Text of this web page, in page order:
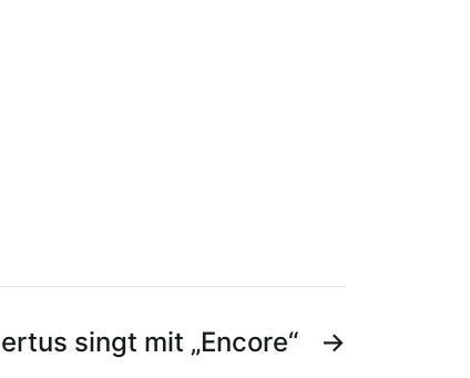
→
singt mit „Encore“